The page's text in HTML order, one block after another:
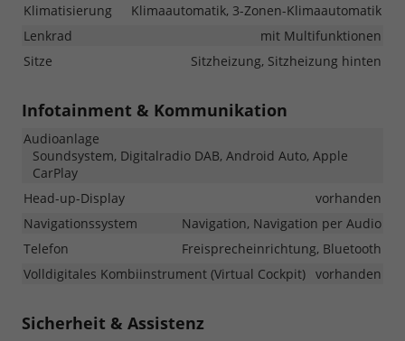
Klimatisierung
Klimaautomatik, 3-Zonen-Klimaautomatik
Lenkrad
mit Multifunktionen
Sitze
Sitzheizung, Sitzheizung hinten
Infotainment & Kommunikation
Audioanlage
Soundsystem, Digitalradio DAB, Android Auto, Apple
CarPlay
Head-up-Display
vorhanden
Navigationssystem
Navigation, Navigation per Audio
Telefon
Freisprecheinrichtung, Bluetooth
Volldigitales Kombiinstrument (Virtual Cockpit) vorhanden
Sicherheit & Assistenz